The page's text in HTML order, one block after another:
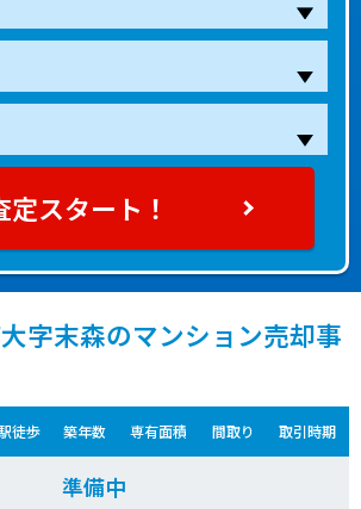
定スタート！
字末森のマンション売却事
徒歩 築年数 専有面積 間取り 取引時期
準備中